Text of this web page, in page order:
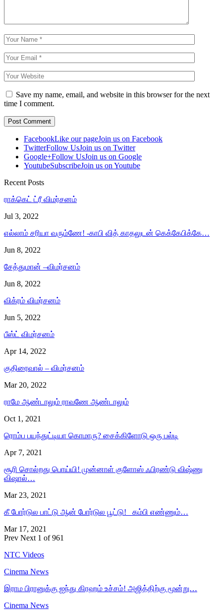
Save my name, email, and website in this browser for the next
time I comment.
FacebookLike our pageJoin us on Facebook
TwitterFollow UsJoin us on Twitter
Google+Follow UsJoin us on Google
YoutubeSubscribeJoin us on Youtube
Recent Posts
ராக்கெட் ட்ரீ விமர்சனம்
Jul 3, 2022
எல்லாம் சரியா வரும்ணே! -காபி வித் காதலுடன் கெக்கேபிக்கே…
Jun 8, 2022
சேத்துமான் –விமர்சனம்
Jun 8, 2022
விக்ரம் விமர்சனம்
Jun 5, 2022
பீஸ்ட் விமர்சனம்
Apr 14, 2022
குதிரைவால் – விமர்சனம்
Mar 20, 2022
ராமே ஆண்டாலும் ராவணே ஆண்டாலும்
Oct 1, 2021
ரொம்ப பயந்துட்டியா கொமாரு? சைக்கிளோடு ஒரு பல்டி
Apr 7, 2021
சூரி சொல்றது பொய்யி! முன்னாள் குளோஸ் ஃபிரண்டு விஷ்ணு
விஷால்…
Mar 23, 2021
கீ போர்டுல பாட்டு ஆன் போர்டுல பூட்டு! கம்பி எண்ணும்…
Mar 17, 2021
Prev Next 1 of 961
NTC Videos
Cinema News
இராம பிரானுக்கு ஐந்து கிரஹம் உச்சம்! அஜித்திற்கு மூன்று…
Cinema News